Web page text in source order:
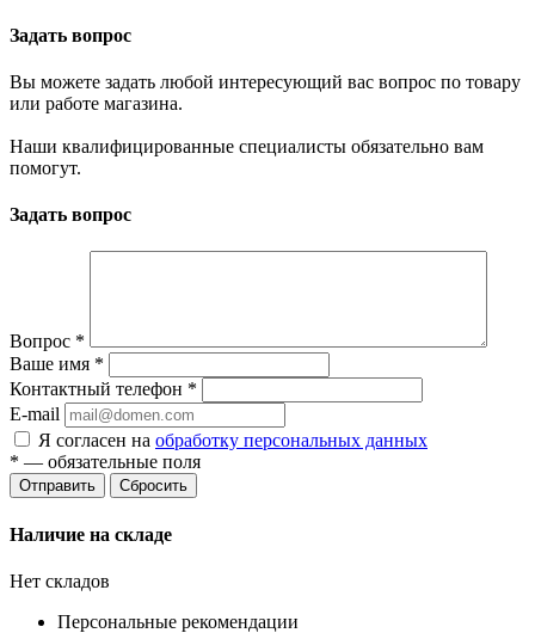
Задать вопрос
Вы можете задать любой интересующий вас вопрос по товару
или работе магазина.
Наши квалифицированные специалисты обязательно вам
помогут.
Задать вопрос
Вопрос *
Ваше имя *
Контактный телефон *
E-mail
Я согласен на обработку персональных данных
* — обязательные поля
Сбросить
Наличие на складе
Нет складов
Персональные рекомендации